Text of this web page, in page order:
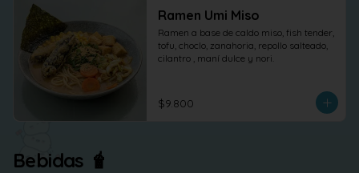
Ramen Umi Miso
Ramen a base de caldo miso, fish tender,
tofu, choclo, zanahoria, repollo salteado,
cilantro , maní dulce y nori.
$9.800
Bebidas 🧋